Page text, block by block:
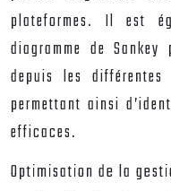
plateformes. Il est
diagramme de
depuis les
permettant ainsi
efficaces.
Optimisation de la